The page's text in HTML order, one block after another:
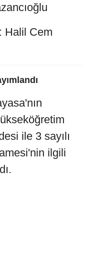
Halil Cem
ile 3 sayılı
ilgili